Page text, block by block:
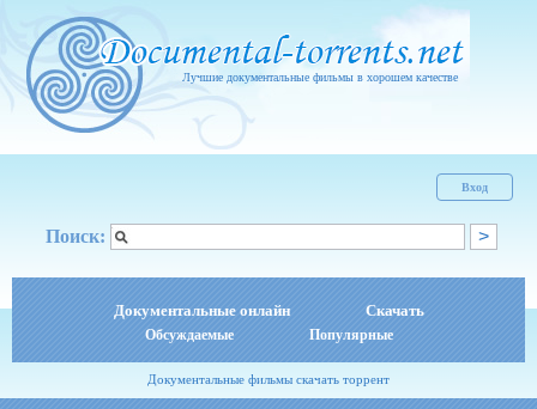
Лучшие документальные фильмы в хорошем качестве
Вход
Поиск:
Документальные онлайн Скачать
Обсуждаемые Популярные
Документальные фильмы скачать торрент